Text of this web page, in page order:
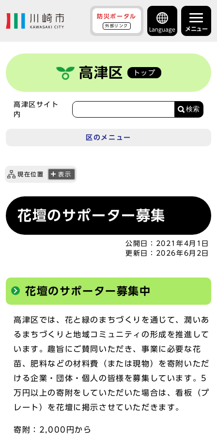
防災ポータル
外部リンク
Language メニュー
高津区 トップ
高津区サイト
内
検索
区のメニュー
現在位置 表示
花壇のサポーター募集
公開日：
2021年4月1日
更新日：
2026年6月2日
花壇のサポーター募集中
高津区では、花と緑のまちづくりを通じて、潤いあ
るまちづくりと地域コミュニティの形成を推進して
います。趣旨にご賛同いただき、事業に必要な花
苗、肥料などの材料費（または現物）を寄附いただ
ける企業・団体・個人の皆様を募集しています。5
万円以上の寄附をしていただいた場合は、看板（プ
レート）を花壇に掲示させていただきます。
寄附：2,000円から